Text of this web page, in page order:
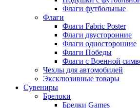
Флаги футбольные
Флаги
Флаги Fabric Poster
Флаги двусторонние
Флаги односторонние
Флаги Победы
Флаги с Военной
Чехлы для автомобилей
Эксклюзивные товары
Сувениры
Брелоки
Брелки Games